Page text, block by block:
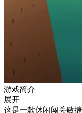
游戏简介
展开
这是一款休闲闯关敏